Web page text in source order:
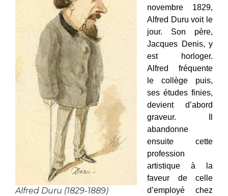
Alfred Duru (1829-1889)
novembre 1829,
Alfred Duru voit le
jour. Son père,
Jacques Denis, y
est horloger.
Alfred fréquente
le collège puis,
ses études finies,
devient d’abord
graveur. Il
abandonne
ensuite cette
profession
artistique à la
faveur de celle
d’employé chez